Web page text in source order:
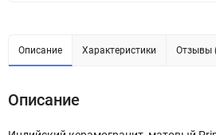
Описание Характеристики Отзывы
Описание